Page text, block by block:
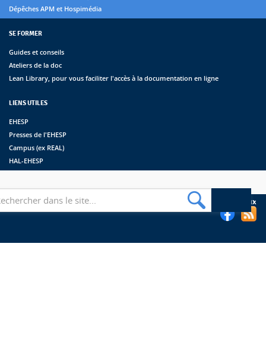
Dépêches APM et Hospimédia
SE FORMER
Guides et conseils
Ateliers de la doc
Lean Library, pour vous faciliter l'accès à la documentation en ligne
LIENS UTILES
EHESP
Presses de l'EHESP
Campus (ex REAL)
HAL-EHESP
Suivez les bibliothèques de l'EHESP sur les réseaux sociaux